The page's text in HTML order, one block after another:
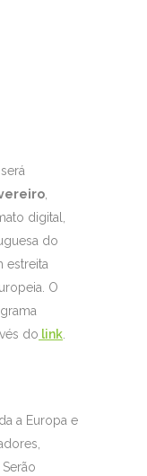
digital,
do
estreita
O
do link
a Europa e